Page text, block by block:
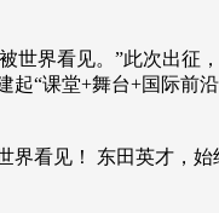
世界看见。”此次出征
“课堂+舞台+国际前
界看见！ 东田英才，